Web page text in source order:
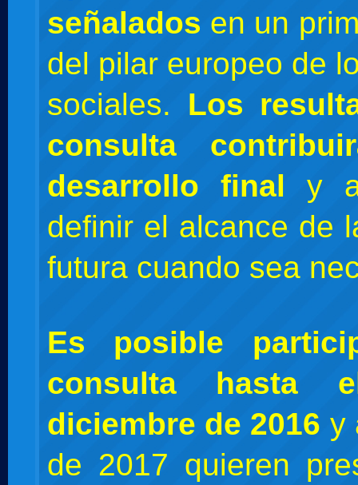
señalados en un
del pilar europeo de
sociales. Los
consulta
desarrollo final y
definir el alcance de
futura cuando sea
Es posible
consulta hasta
diciembre de 2016 y
de 2017 quieren